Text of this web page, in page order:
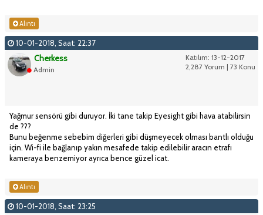
Alıntı
10-01-2018, Saat: 22:37
Katılım: 13-12-2017
2,287 Yorum | 73 Konu
Cherkess
Admin
Yağmur sensörü gibi duruyor. İki tane takip Eyesight gibi hava atabilirsin
de ???
Bunu beğenme sebebim diğerleri gibi düşmeyecek olması bantlı olduğu
için. Wi-fi ile bağlanıp yakın mesafede takip edilebilir aracın etrafı
kameraya benzemiyor ayrıca bence güzel icat.
Alıntı
10-01-2018, Saat: 23:25